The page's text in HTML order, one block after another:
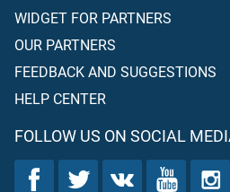
WIDGET FOR PARTNERS
OUR PARTNERS
FEEDBACK AND SUGGESTIONS
HELP CENTER
FOLLOW US ON SOCIAL